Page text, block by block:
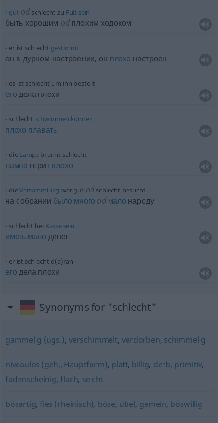
gut od schlecht zu Fuß sein
быть хорошим od плохим ходоком
er ist schlecht gestimmt
он в дурном настроении, он плохо настроен
es ist schlecht um ihn bestellt
его дела плохи
schlecht schwimmen können
плохо плавать
die Lampe brennt schlecht
лампа горит плохо
dieVersammlung war gut od schlecht besucht
на собрании было много odмало народу
schlecht bei Kasse sein
иметь мало денег
er ist schlecht d(a)ran
его дела плохи
Synonyms for "schlecht"
gammelig (ugs.), verschimmelt,verdorben, schimmelig
niveaulos (geh., Hauptform), platt, billig, derb, primitiv,
fadenscheinig,flach, seicht
bösartig, fies (rheinisch), böse, übel, gemein, böswillig